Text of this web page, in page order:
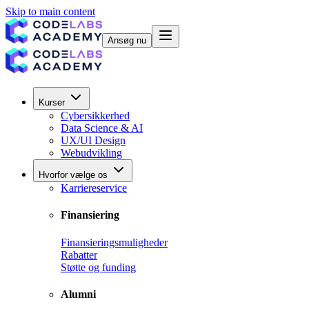
Skip to main content
Ansøg nu
Kurser
Cybersikkerhed
Data Science & AI
UX/UI Design
Webudvikling
Hvorfor vælge os
Karriereservice
Finansiering
Finansieringsmuligheder
Rabatter
Støtte og funding
Alumni